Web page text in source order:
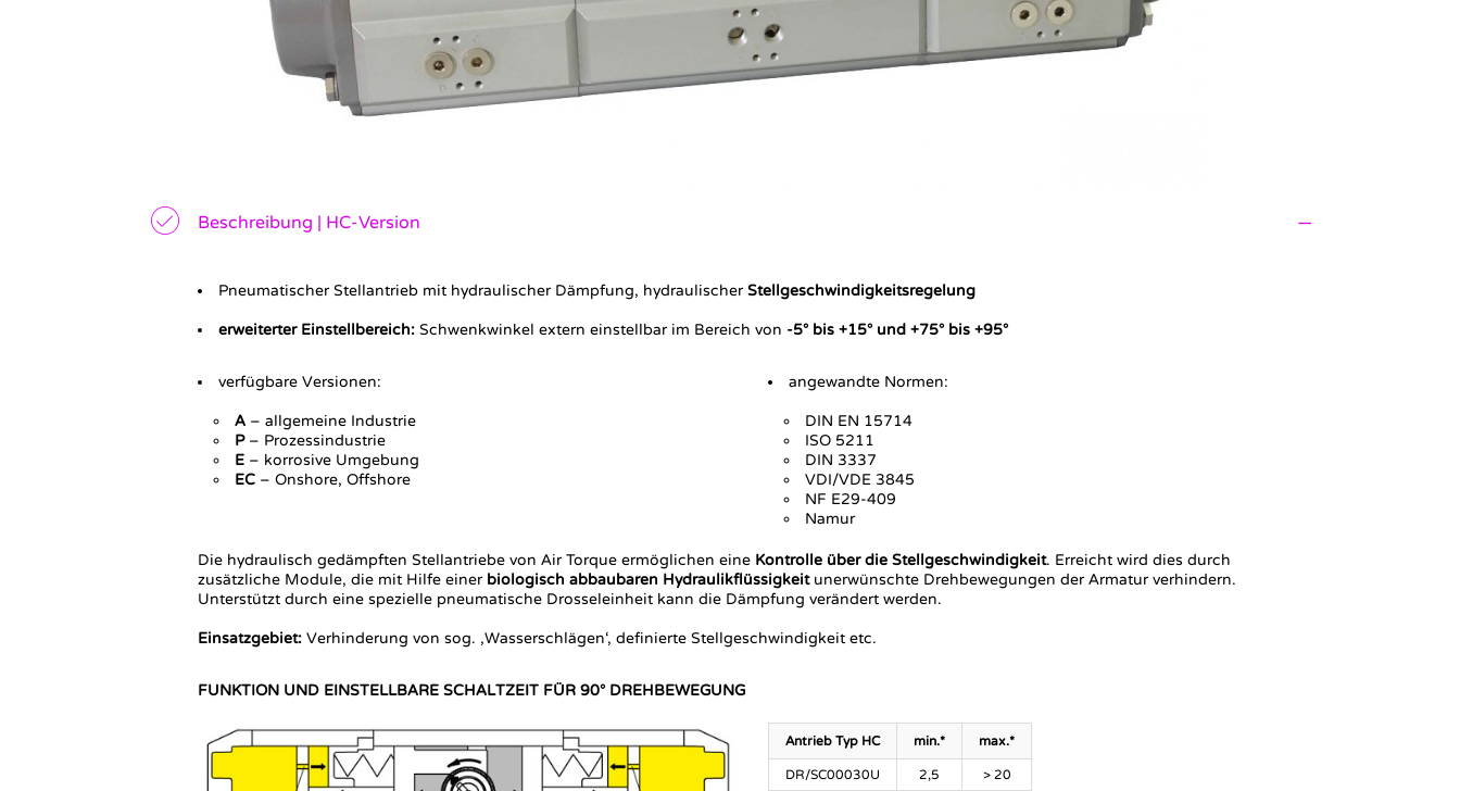
Beschreibung | HC-Version
Pneumatischer Stellantrieb mit hydraulischer Dämpfung, hydraulischerStellgeschwindigkeitsregelung
erweiterter Einstellbereich: Schwenkwinkel extern einstellbar im Bereich von -5° bis +15° und +75° bis +95°
verfügbare Versionen:
A – allgemeine Industrie
P– Prozessindustrie
E – korrosive Umgebung
EC – Onshore, Offshore
angewandte Normen:
DIN EN 15714
ISO 5211
DIN 3337
VDI/VDE 3845
NF E29-409
Namur
Die hydraulisch gedämpften Stellantriebe von Air Torque ermöglichen eine Kontrolle über die Stellgeschwindigkeit. Erreicht wird dies durch
zusätzliche Module, die mit Hilfe einer biologisch abbaubaren Hydraulikflüssigkeitunerwünschte Drehbewegungen der Armatur verhindern.
Unterstützt durch eine spezielle pneumatische Drosseleinheit kann die Dämpfung verändert werden.
Einsatzgebiet: Verhinderung von sog. ‚Wasserschlägen‘, definierte Stellgeschwindigkeit etc.
FUNKTION UND EINSTELLBARE SCHALTZEIT FÜR 90° DREHBEWEGUNG
Antrieb Typ HC min.* max.*
DR/SC00030U 2,5 > 20